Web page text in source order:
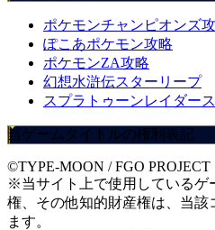
ポケモンチャンピオンズ
ぽこあポケモン攻略
ポケモンZA攻略
幻想水滸伝スターリープ
スプラトゥーンレイダー
当ゲームタイトルの権利表記
©TYPE-MOON / FGO PROJECT
※当サイト上で使用しているゲ
権、その他知的財産権は、当該
ます。